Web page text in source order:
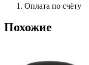
Оплата по счёту
Похожие